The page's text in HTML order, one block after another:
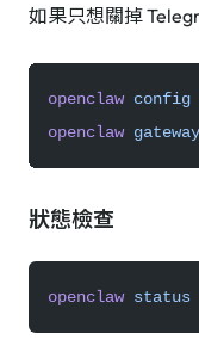
如果只想關掉
openclaw config
openclaw gateway
狀態檢查
openclaw status